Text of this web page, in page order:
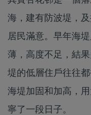
海，建有防波堤，
居民滿意。早年海
薄，高度不足，結
堤的低層住戶往往
海堤加固和加高，
寧了一段日子。